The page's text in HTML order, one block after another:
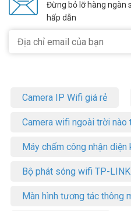
hãng, chất lượng. Có đội ngũ
khóa cửa điện tử. Chúng tôi
dùng để lắp đặt khóa cửa
tăng độ chính xác cao, thẩm
đáo. Tham khảo thêm hình
Đừng bỏ lỡ hàng ngàn
hấp dẫn
Camera IP Wifi giá rẻ
Camera wifi ngoài trời nào
Máy chấm công nhận diện
Bộ phát sóng wifi TP-LINK
Màn hình tương tác thông